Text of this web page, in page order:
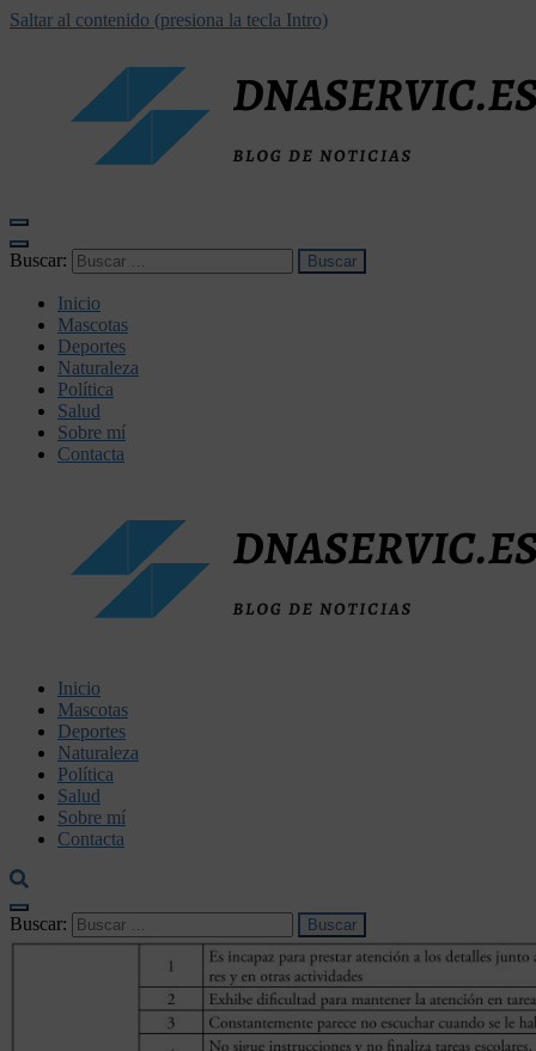
Saltar al contenido (presiona la tecla Intro)
Buscar:
Inicio
Mascotas
Deportes
Naturaleza
Política
Salud
Sobre mí
Contacta
dnaservic.es
Inicio
Mascotas
Deportes
Naturaleza
Política
Salud
Sobre mí
Contacta
Buscar: